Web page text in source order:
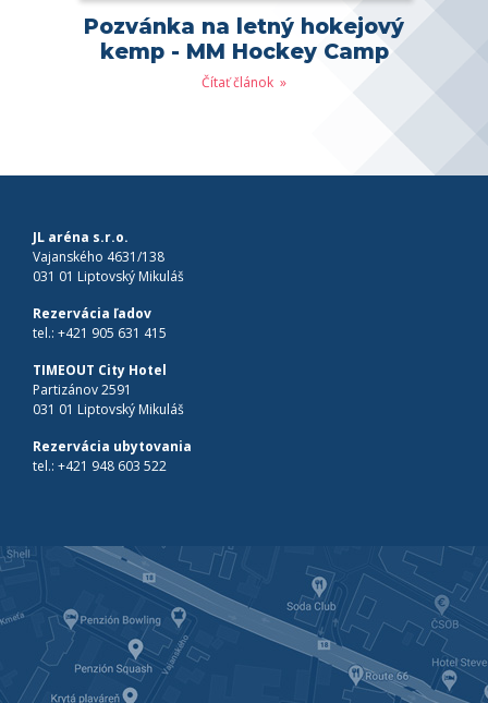
Pozvánka na letný hokejový
kemp - MM Hockey Camp
Čítať článok
JL aréna s.r.o.
Vajanského 4631/138
031 01 Liptovský Mikuláš
Rezervácia ľadov
tel.: +421 905 631 415
TIMEOUT City Hotel
Partizánov 2591
031 01 Liptovský Mikuláš
Rezervácia ubytovania
tel.: +421 948 603 522